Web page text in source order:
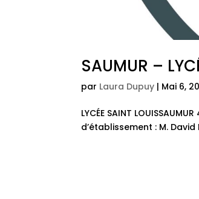
SAUMUR –
par Laura Dupuy | Mai 6,
LYCÉE SAINT
d’établissement : M. David